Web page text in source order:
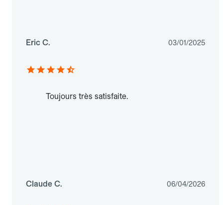
Eric C. 03/01/2025
Toujours très satisfaite.
Claude C. 06/04/2026